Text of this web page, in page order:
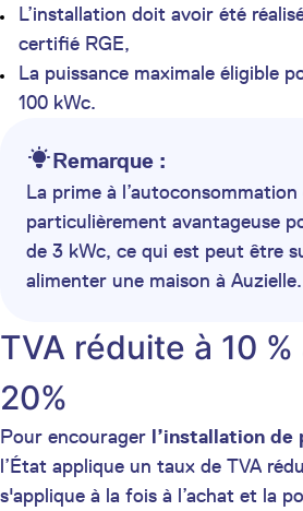
L’installation doit avoir été
certifié RGE,
La puissance maximale éligible
100 kWc.
Remarque :
La prime à l’autoconsommation
particulièrement avantageuse
de 3 kWc, ce qui est peut être
alimenter une maison à Auzielle.
TVA réduite à 10
20%
Pour encourager l’installation de
l’État applique un taux de TVA
s'applique à la fois à l’achat et la